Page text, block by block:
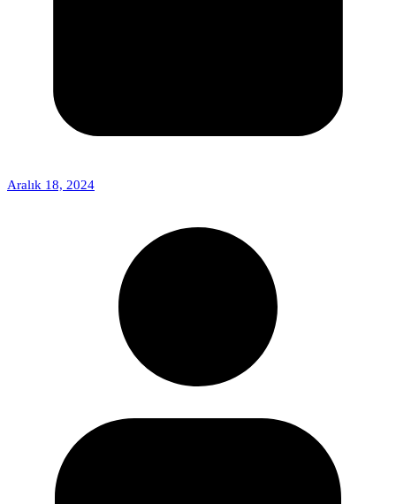
Aralık 18, 2024